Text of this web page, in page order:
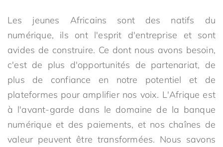
Les jeunes Africains sont des natifs du
numérique, ils ont l'esprit d'entreprise et sont
avides de construire. Ce dont nous avons besoin,
c'est de plus d'opportunités de partenariat, de
plus de confiance en notre potentiel et de
plateformes pour amplifier nos voix. L'Afrique est
à l'avant-garde dans le domaine de la banque
numérique et des paiements, et nos chaînes de
valeur peuvent être transformées. Nous savons